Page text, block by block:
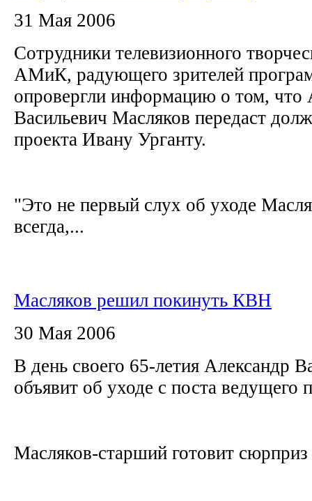
31 Мая 2006
Сотрудники телевизионного
АМиК, радующего зрителей
опровергли информацию о том, что
Васильевич Масляков передаст
проекта Ивану Урганту.
"Это не первый слух об уходе
всегда,...
Масляков решил покинуть КВН
30 Мая 2006
В день своего 65-летия Александр
объявит об уходе с поста
Масляков-старший готовит